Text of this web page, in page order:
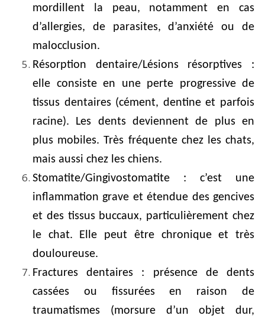
mordillent la peau, notamment en cas
d’allergies, de parasites, d’anxiété ou de
malocclusion.
Résorption dentaire/Lésions résorptives :
elle consiste en une perte progressive de
tissus dentaires (cément, dentine et parfois
racine). Les dents deviennent de plus en
plus mobiles. Très fréquente chez les chats,
mais aussi chez les chiens.
Stomatite/Gingivostomatite : c’est une
inflammation grave et étendue des gencives
et des tissus buccaux, particulièrement chez
le chat. Elle peut être chronique et très
douloureuse.
Fractures dentaires : présence de dents
cassées ou fissurées en raison de
traumatismes (morsure d’un objet dur,